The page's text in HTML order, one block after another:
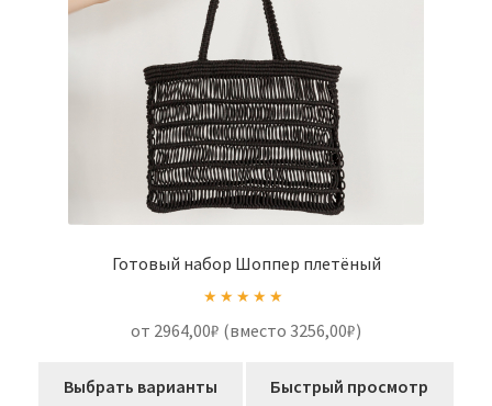
Готовый набор Шоппер плетёный
от 2964,00₽ (вместо 3256,00₽)
Выбрать варианты Быстрый просмотр